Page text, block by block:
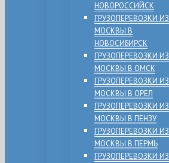
НОВОРОССИЙСК
ГРУЗОПЕРЕВОЗКИ ИЗ
МОСКВЫ В
НОВОСИБИРСК
ГРУЗОПЕРЕВОЗКИ ИЗ
МОСКВЫ В ОМСК
ГРУЗОПЕРЕВОЗКИ ИЗ
МОСКВЫ В ОРЕЛ
ГРУЗОПЕРЕВОЗКИ ИЗ
МОСКВЫ В ПЕНЗУ
ГРУЗОПЕРЕВОЗКИ ИЗ
МОСКВЫ В ПЕРМЬ
ГРУЗОПЕРЕВОЗКИ ИЗ